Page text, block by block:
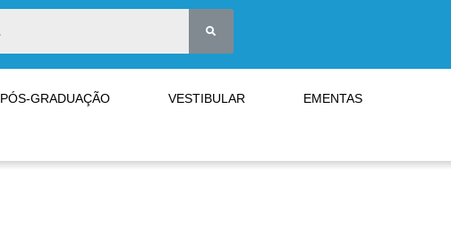
PÓS-GRADUAÇÃO VESTIBULAR EMENTAS